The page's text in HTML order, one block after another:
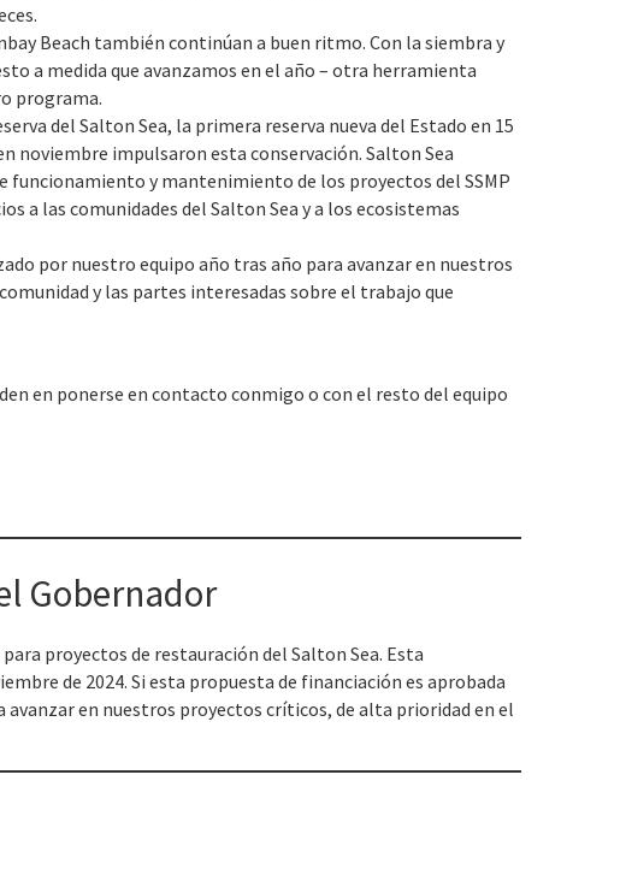
Beach también continúan a buen ritmo. Con la siembra y
a medida que avanzamos en el año – otra herramienta
programa.
del Salton Sea, la primera reserva nueva del Estado en 15
noviembre impulsaron esta conservación. Salton Sea
funcionamiento y mantenimiento de los proyectos del SSMP
a las comunidades del Salton Sea y a los ecosistemas
por nuestro equipo año tras año para avanzar en nuestros
y las partes interesadas sobre el trabajo que
en ponerse en contacto conmigo o con el resto del equipo
Gobernador
proyectos de restauración del Salton Sea. Esta
de 2024. Si esta propuesta de financiación es aprobada
en nuestros proyectos críticos, de alta prioridad en el